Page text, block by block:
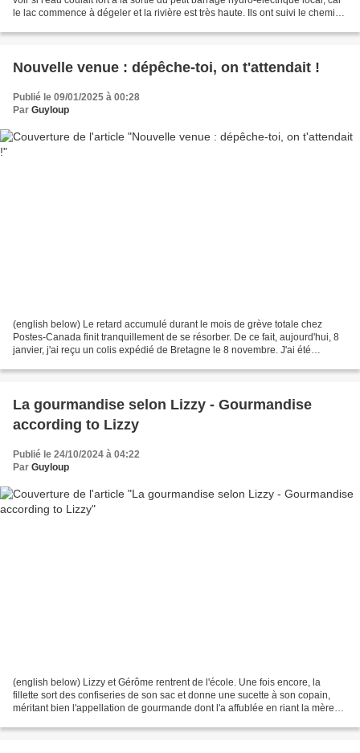
le lac commence à dégeler et la rivière est très haute. Ils ont suivi le chemin
Nouvelle venue : dépêche-toi, on t'attendait !
Publié le 09/01/2025 à 00:28
Par Guyloup
(english below) Le retard accumulé durant le mois de grève totale chez
Postes-Canada finit tranquillement de se résorber. De ce fait, aujourd'hui, 8
janvier, j'ai reçu un colis expédié de Bretagne le 8 novembre. J'ai été
La gourmandise selon Lizzy - Gourmandise
according to Lizzy
Publié le 24/10/2024 à 04:22
Par Guyloup
(english below) Lizzy et Gérôme rentrent de l'école. Une fois encore, la
fillette sort des confiseries de son sac et donne une sucette à son copain,
méritant bien l'appellation de gourmande dont l'a affublée en riant la mère